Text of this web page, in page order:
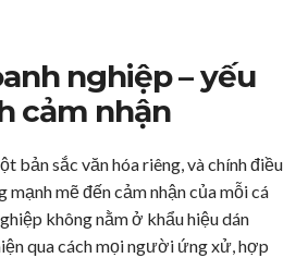
nghiệp – yếu
cảm nhận
bản sắc văn hóa riêng, và chính điều
mạnh mẽ đến cảm nhận của mỗi cá
không nằm ở khẩu hiệu dán
qua cách mọi người ứng xử, hợp